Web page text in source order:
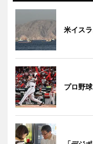
米イス
プロ野